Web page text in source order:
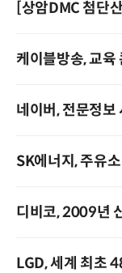
[상암DMC 첨단
케이블방송, 교육
네이버, 전문정보
SK에너지, 주유
디비코, 2009년
LGD, 세계 최초